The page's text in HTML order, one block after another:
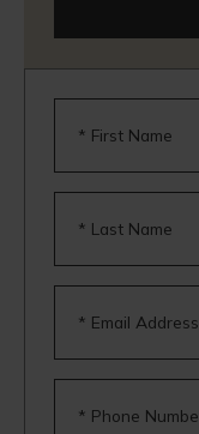
* First Name
* Last Name
* Email Address
* Phone